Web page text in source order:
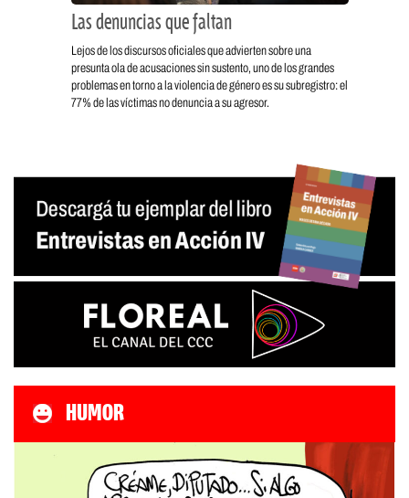
Las denuncias que faltan
Lejos de los discursos oficiales que advierten sobre una
presunta ola de acusaciones sin sustento, uno de los grandes
problemas en torno a la violencia de género es su subregistro: el
77% de las víctimas no denuncia a su agresor.
HUMOR